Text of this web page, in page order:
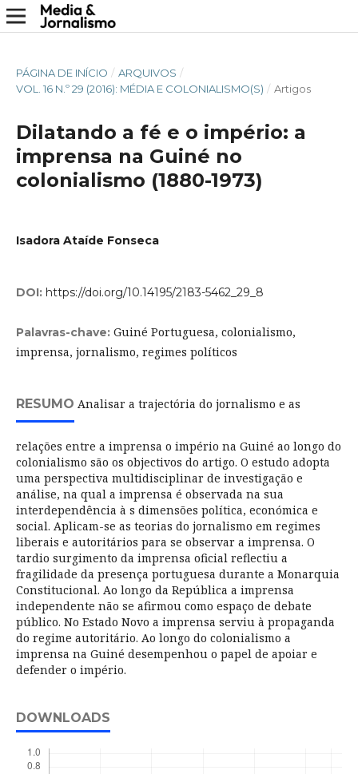
PÁGINA DE INÍCIO / ARQUIVOS /
VOL. 16 N.º 29 (2016): MÉDIA E COLONIALISMO(S) / Artigos
Dilatando a fé e o império: a
imprensa na Guiné no
colonialismo (1880-1973)
Isadora Ataíde Fonseca
DOI: https://doi.org/10.14195/2183-5462_29_8
Palavras-chave: Guiné Portuguesa, colonialismo,
imprensa, jornalismo, regimes políticos
RESUMO Analisar a trajectória do jornalismo e as
relações entre a imprensa o império na Guiné ao longo do
colonialismo são os objectivos do artigo. O estudo adopta
uma perspectiva multidisciplinar de investigação e
análise, na qual a imprensa é observada na sua
interdependência à s dimensões política, económica e
social. Aplicam-se as teorias do jornalismo em regimes
liberais e autoritários para se observar a imprensa. O
tardio surgimento da imprensa oficial reflectiu a
fragilidade da presença portuguesa durante a Monarquia
Constitucional. Ao longo da República a imprensa
independente não se afirmou como espaço de debate
público. No Estado Novo a imprensa serviu à propaganda
do regime autoritário. Ao longo do colonialismo a
imprensa na Guiné desempenhou o papel de apoiar e
defender o império.
DOWNLOADS